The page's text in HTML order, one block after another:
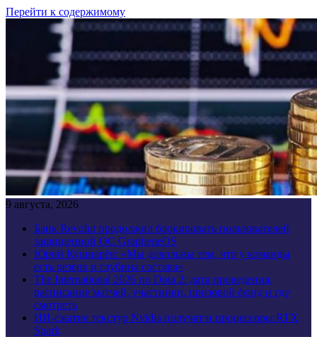
Перейти к содержимому
9 августа, 2026
Банк Revolut продолжил блокировать пользователей
защищенной ОС GrapheneOS
Юрий Кушнарёв: «Мы довольны тем, что у команды
есть резерв и глубина состава»
The International 2026 по Dota 2: дата проведения,
расписание матчей, участники, призовой фонд и где
смотреть
ИИ-сжатие текстур Nvidia получат и процессоры RTX
Spark